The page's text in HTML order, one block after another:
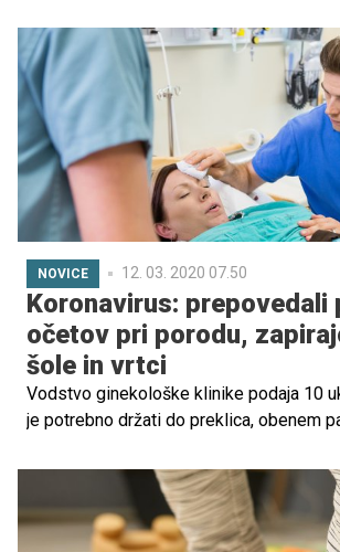
organizira varstvo otrok, katerih starši
policiji, vojski ... A - kot ugotavljajo na
starši povečini že sami organizirali.
NOVICE 12. 03. 2020 07.50
Koronavirus:
očetov pri porodu,
šole in vrtci
Vodstvo ginekološke klinike podaja 10
je potrebno držati do preklica, obenem
vrtcev.